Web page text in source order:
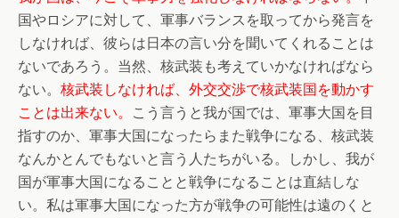
国やロシアに対して、軍事バランスを取ってから発言を
しなければ、彼らは日本の言い分を聞いてくれることは
ないであろう。当然、核武装も考えていかなければなら
ない。 核武装しなければ、外交交渉で核武装国を動かす
ことは出来ない。
こう言うと我が国では、軍事大国を目
指すのか、軍事大国になったらまた戦争になる、核武装
なんかとんでもないと言う人たちがいる。しかし、我が
国が軍事大国になることと戦争になることは直結しな
い。私は軍事大国になった方が戦争の可能性は遠のくと